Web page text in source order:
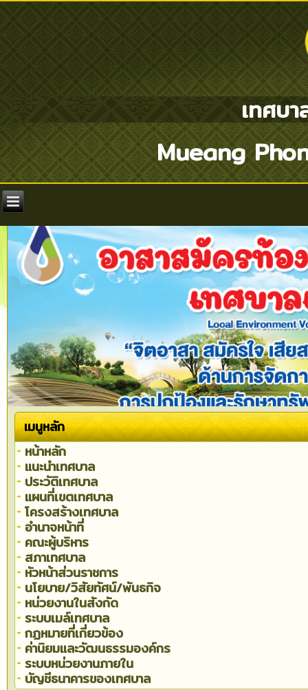
เทศบ
Mueang
เมนูหลัก
หน้าหลัก
แนะนำเทศบาล
ประวัติเทศบาล
แผนที่เขตเทศบาล
โครงสร้างเทศบาล
อำนาจหน้าที่
คณะผู้บริหาร
สภาเทศบาล
หัวหน้าส่วนราชการ
นโยบาย/วิสัยทัศน์/พันธกิจ
หน่วยงานในสังกัด
ระบบเมล์เทศบาล
กฏหมายที่เกี่ยวข้อง
ค่านิยมและวัฒนธรรมองค์กร
ระบบหน่วยงานภายใน
บัญชีธนาคารของเทศบาล